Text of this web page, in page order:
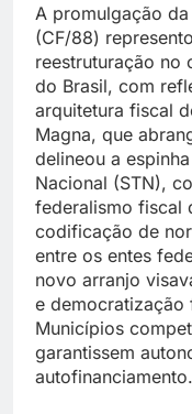
A promulgação
(CF/88)
reestruturação no
do Brasil, com
arquitetura fiscal
Magna, que
delineou a
Nacional (STN),
federalismo fiscal
codificação de
entre os entes
novo arranjo
e democratização
Municípios
garantissem
autofinanciamento.